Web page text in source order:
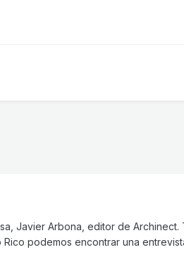
Javier Arbona, editor de
podemos encontrar una